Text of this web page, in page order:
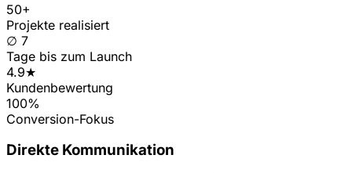
50+
Projekte realisiert
∅ 7
Tage bis zum Launch
4.9★
Kundenbewertung
100%
Conversion-Fokus
Direkte Kommunikation